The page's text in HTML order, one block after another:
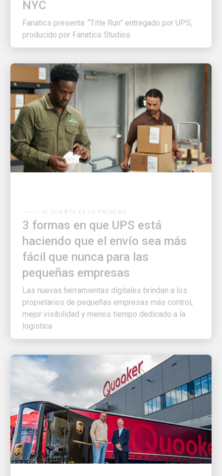
Fanatics presenta: “Title Run” entregado por UPS,
producido por Fanatics Studios
3 formas en que UPS está
haciendo que el envío sea más
fácil que nunca para las
pequeñas empresas
Las nuevas herramientas digitales brindan a los
propietarios de pequeñas empresas más control,
mejor visibilidad y menos tiempo dedicado a la
logística